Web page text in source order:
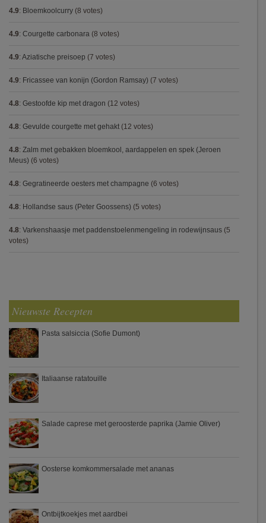
4.9: Bloemkoolcurry (8 votes)
4.9: Courgette carbonara (8 votes)
4.9: Aziatische preisoep (7 votes)
4.9: Fricassee van konijn (Gordon Ramsay) (7 votes)
4.8: Gestoofde kip met dragon (12 votes)
4.8: Gevulde courgette met gehakt (12 votes)
4.8: Zalm met gebakken bloemkool, aardappelen en spek (Jeroen
Meus) (6 votes)
4.8: Gegratineerde oesters met champagne (6 votes)
4.8: Hollandse saus (Peter Goossens) (5 votes)
4.8: Varkenshaasje met paddenstoelenmengeling in rodewijnsaus (5
votes)
Nieuwste Recepten
Pasta salsiccia (Sofie Dumont)
Italiaanse ratatouille
Salade caprese met geroosterde paprika (Jamie Oliver)
Oosterse komkommersalade met ananas
Ontbijtkoekjes met aardbei